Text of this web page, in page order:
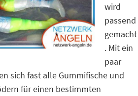
wird
passend
gemacht
. Mit ein
paar
sich fast alle Gummifische und
für einen bestimmten